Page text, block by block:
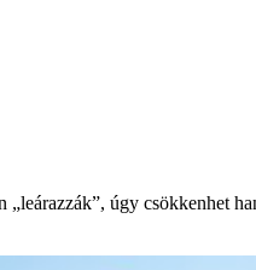
úgy csökkenhet